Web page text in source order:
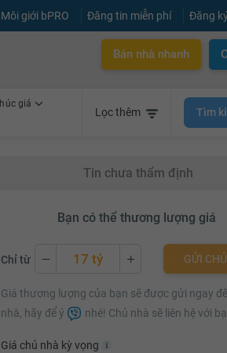
giới bPRO Đăng tin miễn phí Đăng
Bán nhà nhanh
giá
Lọc thêm Tìm
Tin chưa thẩm định
Bạn có thể thương lượng giá
Chỉ từ 17 tỷ
17 tỷ
17.02 tỷ
17.04 tỷ
GỬI
Giá thương lượng của bạn sẽ được gửi ngay
nhà, hãy để ý
nhé! Chủ nhà sẽ liên hệ với
Giá chủ nhà kỳ vọng